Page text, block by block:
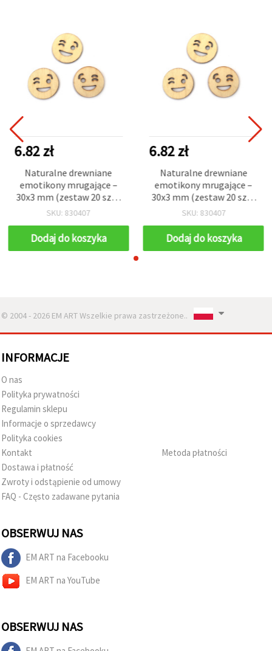
6.82 zł
Naturalne drewniane
emotikony mrugające –
30x3 mm (zestaw 20 szt.)
– do zabawnych prac
dla dzieci i kreatywnego
DIY rękodzieła
SKU: 830407
Dodaj do koszyka
6.82 zł
Naturalne drewniane
emotikony mrugające –
30x3 mm (zestaw 20 szt.)
– do zabawnych prac
dla dzieci i kreatywnego
DIY rękodzieła
SKU: 830407
Dodaj do koszyka
© 2004 - 2026 EM ART Wszelkie prawa zastrzeżone..
INFORMACJE
O nas
Polityka prywatności
Regulamin sklepu
Informacje o sprzedawcy
Polityka cookies
Kontakt
Dostawa i płatność
Zwroty i odstąpienie od umowy
FAQ - Często zadawane pytania
Metoda płatności
OBSERWUJ NAS
EM ART na Facebooku
EM ART na YouTube
OBSERWUJ NAS